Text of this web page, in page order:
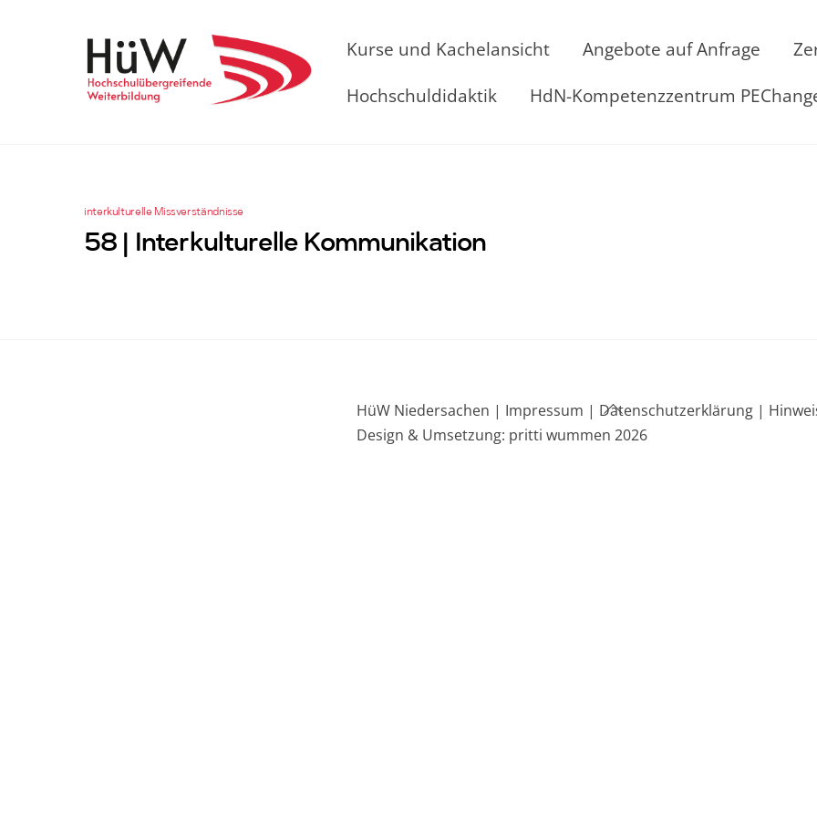
Kurse und Kachelansicht Angebote auf Anfrage
Hochschuldidaktik
HdN-Kompetenzzentrum
interkulturelle Missverständnisse
58 | Interkulturelle Kommunikation
Back
To
HüW Niedersachen | Impressum | Datenschutzerklärung |
Design & Umsetzung: pritti wummen 2026